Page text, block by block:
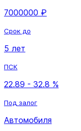
7000000 ₽
Срок до
5 лет
ПСК
22.89 - 32.8 %
Под залог
Автомобиля